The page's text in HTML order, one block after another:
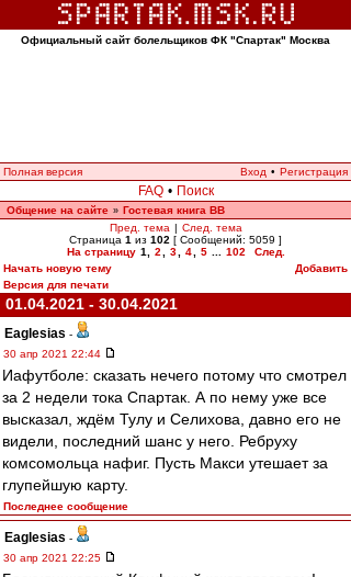
Официальный сайт болельщиков ФК "Спартак" Москва
Полная версия Вход • Регистрация
FAQ • Поиск
Общение на сайте » Гостевая книга ВВ
Пред. тема | След. тема
Страница 1 из 102 [ Сообщений: 5059 ]
На страницу 1 2 3 4 5 102
След.
Начать новую тему
Добавить
Версия для печати
01.04.2021 - 30.04.2021
Eaglesias -
30 апр 2021 22:44
Иафутболе: сказать нечего потому что смотрел
за 2 недели тока Спартак. А по нему уже все
высказал, ждём Тулу и Селихова, давно его не
видели, последний шанс у него. Ребруху
комсомольца нафиг. Пусть Макси утешает за
глупейшую карту.
Последнее сообщение
Eaglesias -
30 апр 2021 22:25